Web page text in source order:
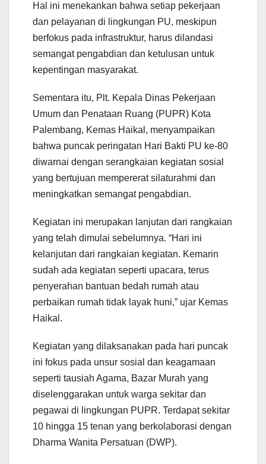
Hal ini menekankan bahwa setiap pekerjaan
dan pelayanan di lingkungan PU, meskipun
berfokus pada infrastruktur, harus dilandasi
semangat pengabdian dan ketulusan untuk
kepentingan masyarakat.
Sementara itu, Plt. Kepala Dinas Pekerjaan
Umum dan Penataan Ruang (PUPR) Kota
Palembang, Kemas Haikal, menyampaikan
bahwa puncak peringatan Hari Bakti PU ke-80
diwarnai dengan serangkaian kegiatan sosial
yang bertujuan mempererat silaturahmi dan
meningkatkan semangat pengabdian.
Kegiatan ini merupakan lanjutan dari rangkaian
yang telah dimulai sebelumnya. “Hari ini
kelanjutan dari rangkaian kegiatan. Kemarin
sudah ada kegiatan seperti upacara, terus
penyerahan bantuan bedah rumah atau
perbaikan rumah tidak layak huni,” ujar Kemas
Haikal.
Kegiatan yang dilaksanakan pada hari puncak
ini fokus pada unsur sosial dan keagamaan
seperti tausiah Agama, Bazar Murah yang
diselenggarakan untuk warga sekitar dan
pegawai di lingkungan PUPR. Terdapat sekitar
10 hingga 15 tenan yang berkolaborasi dengan
Dharma Wanita Persatuan (DWP).